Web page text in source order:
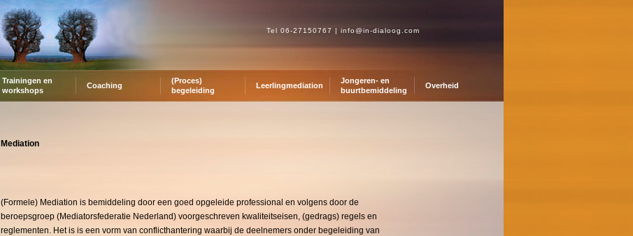
Tel 06-27150767 | info@in-dialoog.com
Trainingen en
workshops
Coaching
(Proces)
begeleiding
Leerlingmediation
Jongeren- en
buurtbemiddeling
Overheid
Mediation
(Formele) Mediation is bemiddeling door een goed opgeleide professional en volgens door de
beroepsgroep (Mediatorsfederatie Nederland) voorgeschreven kwaliteitseisen, (gedrags) regels en
reglementen. Het is is een vorm van conflicthantering waarbij de deelnemers onder begeleiding van